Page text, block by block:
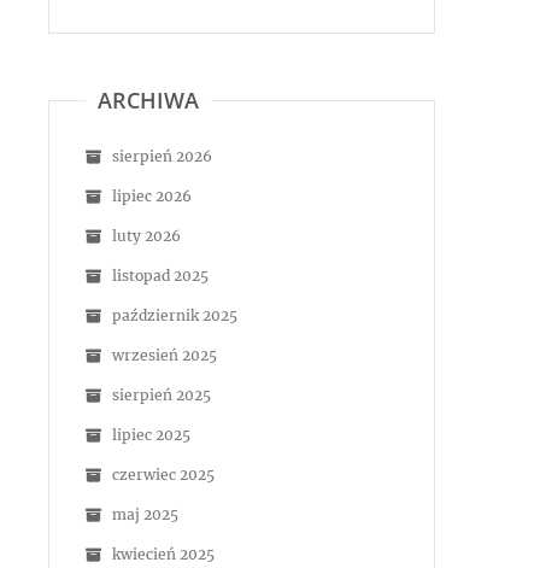
ARCHIWA
sierpień 2026
lipiec 2026
luty 2026
listopad 2025
październik 2025
wrzesień 2025
sierpień 2025
lipiec 2025
czerwiec 2025
maj 2025
kwiecień 2025